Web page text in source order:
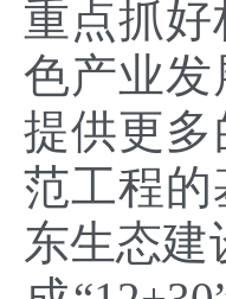
重点抓
色产业
提供更多
范工程的
东生态建